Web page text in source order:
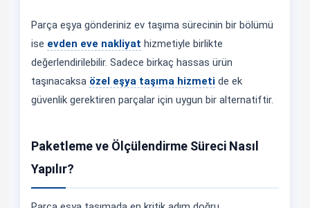
Parça eşya gönderiniz ev taşıma sürecinin bir bölümü
ise evden eve nakliyat hizmetiyle birlikte
değerlendirilebilir. Sadece birkaç hassas ürün
taşınacaksa özel eşya taşıma hizmeti de ek
güvenlik gerektiren parçalar için uygun bir alternatiftir.
Paketleme ve Ölçülendirme Süreci Nasıl
Yapılır?